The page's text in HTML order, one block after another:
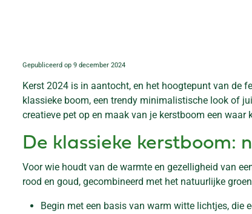
Gepubliceerd op 9 december 2024
Kerst 2024 is in aantocht, en het hoogtepunt van de
klassieke boom, een trendy minimalistische look of
creatieve pet op en maak van je kerstboom een waar
De klassieke kerstboom:
Voor wie houdt van de warmte en gezelligheid van
rood en goud, gecombineerd met het natuurlijke
Begin met een basis van warm witte lichtjes, die